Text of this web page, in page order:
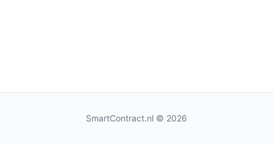
SmartContract.nl © 2026